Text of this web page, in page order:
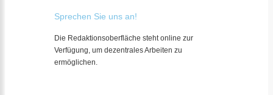
Sprechen Sie uns an!
Die Redaktionsoberfläche steht online zur
Verfügung, um dezentrales Arbeiten zu
ermöglichen.